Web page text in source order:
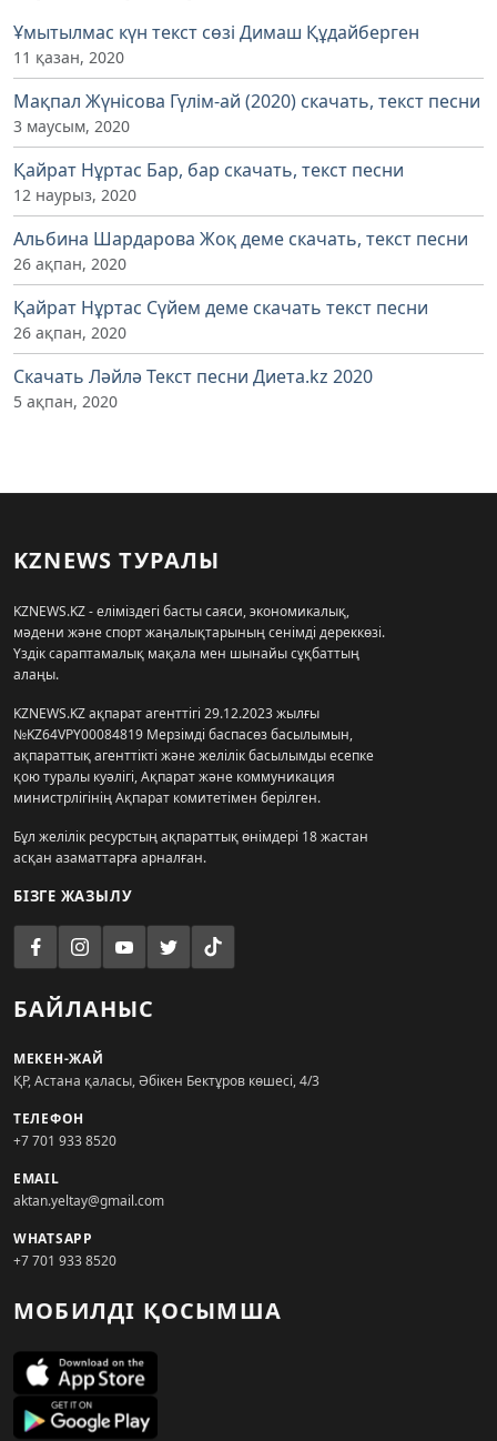
Ұмытылмас күн текст сөзі Димаш Құдайберген
11 қазан, 2020
Мақпал Жүнісова Гүлім-ай (2020) скачать, текст песни
3 маусым, 2020
Қайрат Нұртас Бар, бар скачать, текст песни
12 наурыз, 2020
Альбина Шардарова Жоқ деме скачать, текст песни
26 ақпан, 2020
Қайрат Нұртас Сүйем деме скачать текст песни
26 ақпан, 2020
Скачать Ләйлә Текст песни Диета.kz 2020
5 ақпан, 2020
KZNEWS ТУРАЛЫ
KZNEWS.KZ - еліміздегі басты саяси, экономикалық,
мәдени және спорт жаңалықтарының сенімді дереккөзі.
Үздік сараптамалық мақала мен шынайы сұқбаттың
алаңы.
KZNEWS.KZ ақпарат агенттігі 29.12.2023 жылғы
№KZ64VPY00084819 Мерзімді баспасөз басылымын,
ақпараттық агенттікті және желілік басылымды есепке
қою туралы куәлігі, Ақпарат және коммуникация
министрлігінің Ақпарат комитетімен берілген.
Бұл желілік ресурстың ақпараттық өнімдері 18 жастан
асқан азаматтарға арналған.
БІЗГЕ ЖАЗЫЛУ
БАЙЛАНЫС
МЕКЕН-ЖАЙ
ҚР, Астана қаласы, Әбікен Бектұров көшесі, 4/3
ТЕЛЕФОН
+7 701 933 8520
EMAIL
aktan.yeltay@gmail.com
WHATSAPP
+7 701 933 8520
МОБИЛДІ ҚОСЫМША